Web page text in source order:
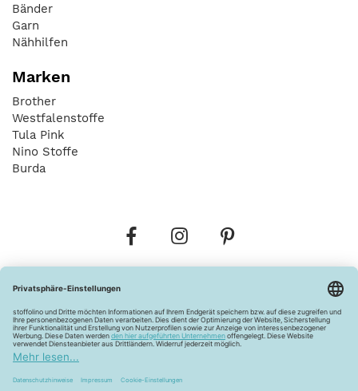
Bänder
Garn
Nähhilfen
Marken
Brother
Westfalenstoffe
Tula Pink
Nino Stoffe
Burda
Widerrufsbelehrung Vertrag widerrufen
Barrierefreiheitserklärung